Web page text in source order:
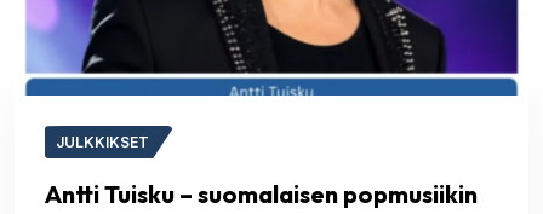
JULKKIKSET
Antti Tuisku – suomalaisen popmusiikin